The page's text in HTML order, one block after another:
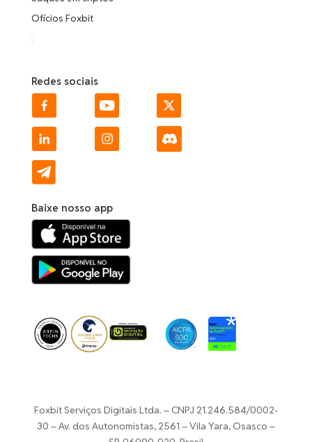
Ofícios Foxbit
Redes sociais
Baixe nosso app
Foxbit Serviços Digitais Ltda. – CNPJ 21.246.584/0002-
30 –Av. dos Autonomistas, 2561 – Vila Yara, Osasco –